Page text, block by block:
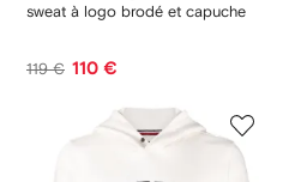
sweat à logo brodé et capuche
119 € 110 €